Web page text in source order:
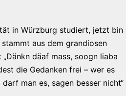
in Würzburg studiert, jetzt bin
aus dem grandiosen
däaf mass, soogn liaba
die Gedanken frei – wer es
man es, sagen besser nicht“